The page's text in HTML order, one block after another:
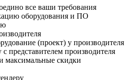
все ваши требования
оборудования и ПО
(проект) у производителя
представителем производителя
максимальные скидки